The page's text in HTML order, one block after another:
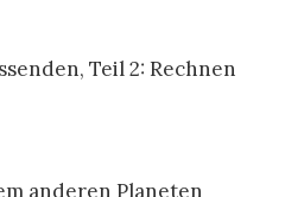
Teil 2: Rechnen
anderen Planeten